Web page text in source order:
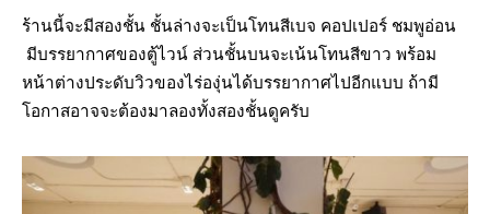
ร้านนี้จะมีสองชั้น ชั้นล่างจะเป็นโทนสีเบจ คอปเปอร์ ชมพูอ่อน
มีบรรยากาศของตู้ไวน์ ส่วนชั้นบนจะเน้นโทนสีขาว พร้อม
หน้าต่างประดับวิวของไร่องุ่นได้บรรยากาศไปอีกแบบ ถ้ามี
โอกาสอาจจะต้องมาลองทั้งสองชั้นดูครับ